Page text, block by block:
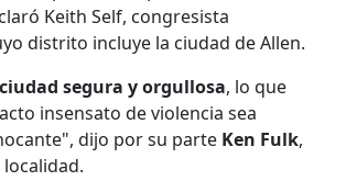
Keith Self, congresista
distrito incluye la ciudad de Allen.
segura y orgullosa, lo que
insensato de violencia sea
dijo por su parte Ken Fulk,
localidad.